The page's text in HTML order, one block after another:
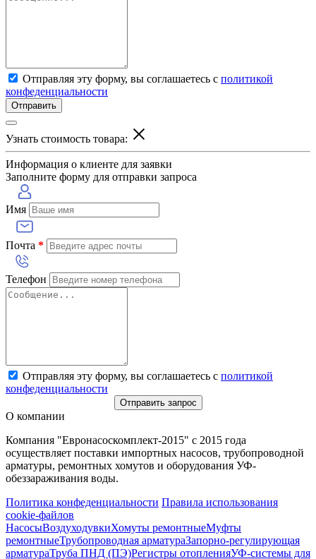
Отправляя эту форму, вы соглашаетесь с политикой
конфеденциальности
Отправить
Узнать стоимость товара:
Информация о клиенте для заявки
Заполните форму для отправки запроса
Имя
Почта *
Телефон
Отправляя эту форму, вы соглашаетесь с политикой
конфеденциальности
Отправить запрос
О компании
Компания "Евронасоскомплект-2015" с 2015 года
осуществляет поставки импортных насосов, трубопроводной
арматуры, ремонтных хомутов и оборудования УФ-
обеззараживания воды.
Политика конфеденциальности Правила использования
cookie-файлов
НасосыВоздуходувкиХомуты ремонтныеМуфты
ремонтныеТрубопроводная арматураЗапорно-регулирующая
арматураТруба ПНД (ПЭ)Регистры отопленияУФ-системы для